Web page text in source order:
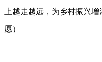
上越走越远，为乡村振兴
愿）